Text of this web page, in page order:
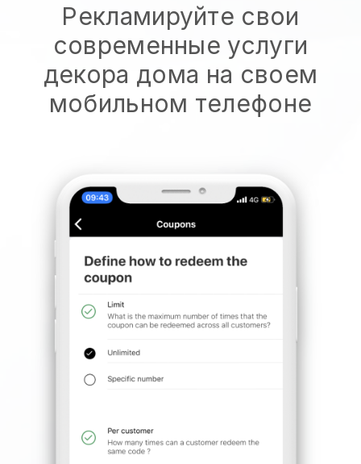
Рекламируйте свои
современные услуги
декора дома на своем
мобильном телефоне